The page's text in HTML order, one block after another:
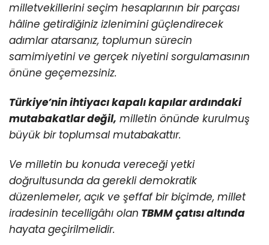
milletvekillerini seçim hesaplarının bir parçası
hâline getirdiğiniz izlenimini güçlendirecek
adımlar atarsanız, toplumun sürecin
samimiyetini ve gerçek niyetini sorgulamasının
önüne geçemezsiniz.
Türkiye’nin ihtiyacı kapalı kapılar ardındaki
mutabakatlar değil, milletin önünde kurulmuş
büyük bir toplumsal mutabakattır.
Ve milletin bu konuda vereceği yetki
doğrultusunda da gerekli demokratik
düzenlemeler, açık ve şeffaf bir biçimde, millet
iradesinin tecelligâhı olan TBMM çatısı altında
hayata geçirilmelidir.